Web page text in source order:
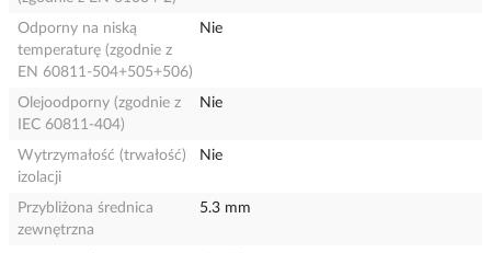
Odporny na niską
temperaturę (zgodnie z
EN 60811-504+505+506)
Nie
Olejoodporny (zgodnie z
IEC 60811-404)
Nie
Wytrzymałość (trwałość)
izolacji
Nie
Przybliżona średnica
zewnętrzna
5.3 mm